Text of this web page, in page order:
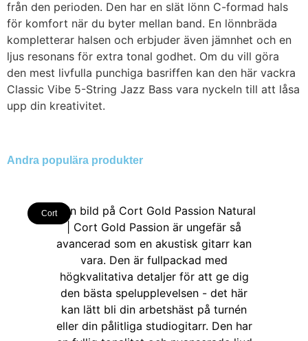
från den perioden. Den har en slät lönn C-formad hals
för komfort när du byter mellan band. En lönnbräda
kompletterar halsen och erbjuder även jämnhet och en
ljus resonans för extra tonal godhet. Om du vill göra
den mest livfulla punchiga basriffen kan den här vackra
Classic Vibe 5-String Jazz Bass vara nyckeln till att låsa
upp din kreativitet.
Andra populära produkter
Cort